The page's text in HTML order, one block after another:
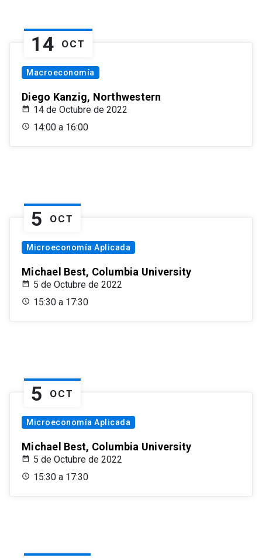
14 OCT
Macroeconomía
Diego Kanzig, Northwestern
14 de Octubre de 2022
14:00 a 16:00
5 OCT
Microeconomía Aplicada
Michael Best, Columbia University
5 de Octubre de 2022
15:30 a 17:30
5 OCT
Microeconomía Aplicada
Michael Best, Columbia University
5 de Octubre de 2022
15:30 a 17:30